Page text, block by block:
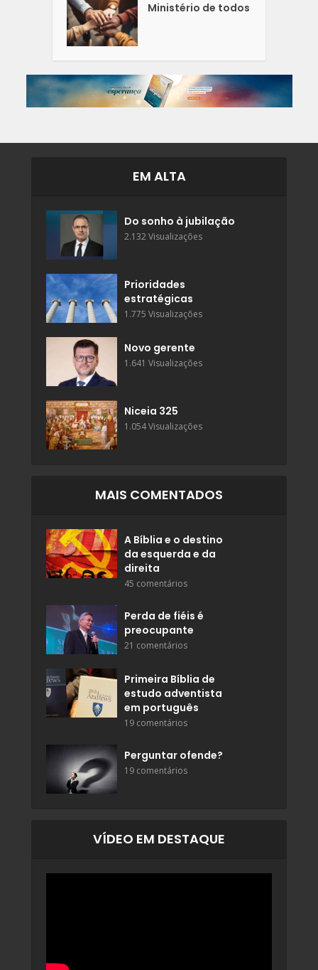
Ministério de todos
EM ALTA
Do sonho à jubilação
2.132 Visualizações
Prioridades
estratégicas
1.775 Visualizações
Novo gerente
1.641 Visualizações
Niceia 325
1.054 Visualizações
MAIS COMENTADOS
A Bíblia e o destino
da esquerda e da
direita
45 comentários
Perda de fiéis é
preocupante
21 comentários
Primeira Bíblia de
estudo adventista
em português
19 comentários
Perguntar ofende?
19 comentários
VÍDEO EM DESTAQUE